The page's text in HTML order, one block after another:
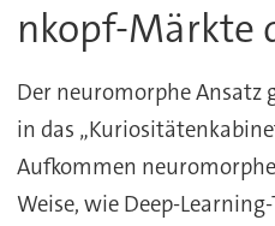
nkopf-Märkte
Der neuromorphe Ansatz
in das
Aufkommen
Weise, wie Deep-